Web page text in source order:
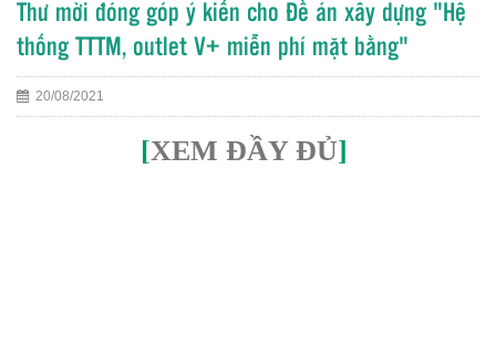
Thư mời đóng góp ý kiến cho Đề án xây dựng "Hệ
thống TTTM, outlet V+ miễn phí mặt bằng"
20/08/2021
[XEM ĐẦY ĐỦ]